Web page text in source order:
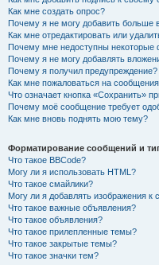
Как мне создать опрос?
Почему я не могу добавить больше
Как мне отредактировать или
Почему мне недоступны
Почему я не могу добавлять
Почему я получил предупреждение?
Как мне пожаловаться на
Что означает кнопка «Сохранить»
Почему моё сообщение требует
Как мне вновь поднять мою тему?
Форматирование сообщений и
Что такое BBCode?
Могу ли я использовать HTML?
Что такое смайлики?
Могу ли я добавлять изображения к
Что такое важные объявления?
Что такое объявления?
Что такое прилепленные темы?
Что такое закрытые темы?
Что такое значки тем?